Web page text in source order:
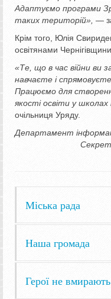
Адаптуємо програми
таких територій», —
Крім того, Юлія
освітянами
«Те, що в час війни ви
навчаєте і спрямовуєте
Працюємо для
якості освіти у
очільниця Уряду.
Департамент
Міська рада
Наша громада
Герої не